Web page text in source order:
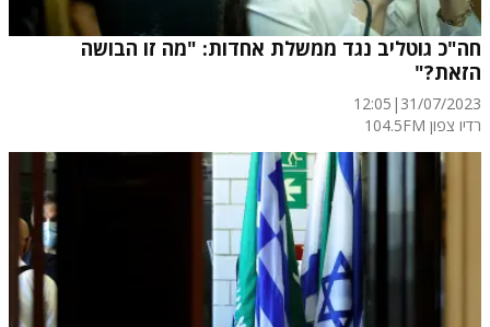
חה"כ גוטליב נגד ממשלת אחדות: "מה זו הבושה
הזאת?"
31/07/2023
|
12:05
רדיו צפון 104.5FM